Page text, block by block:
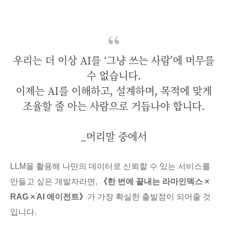
우리는 더 이상 AI를 ‘그냥 쓰는 사람’에 머무를
수 없습니다.
이제는 AI를 이해하고, 설계하며, 목적에 맞게
조율할 줄 아는 사람으로 거듭나야 합니다.
_머리말 중에서
LLM을 활용해 나만의 데이터로 신뢰할 수 있는 서비스를
만들고 싶은 개발자라면,
《한 번에 끝내는 라마인덱스 ×
RAG × AI 에이전트》 가 가장 확실한 출발점이 되어줄 것
입니다.